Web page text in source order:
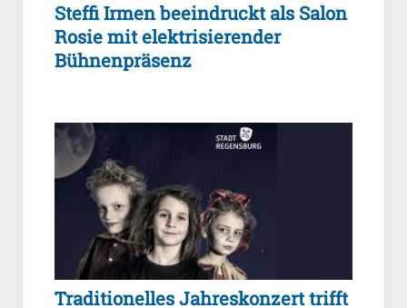
Steffi Irmen beeindruckt als Salon
Rosie mit elektrisierender
Bühnenpräsenz
Traditionelles Jahreskonzert trifft